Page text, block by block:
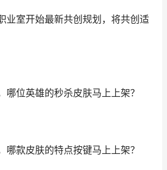
业室开始最新共创规划，将共创适
哪位英雄的秒杀皮肤马上上架？
哪款皮肤的特点按键马上上架？